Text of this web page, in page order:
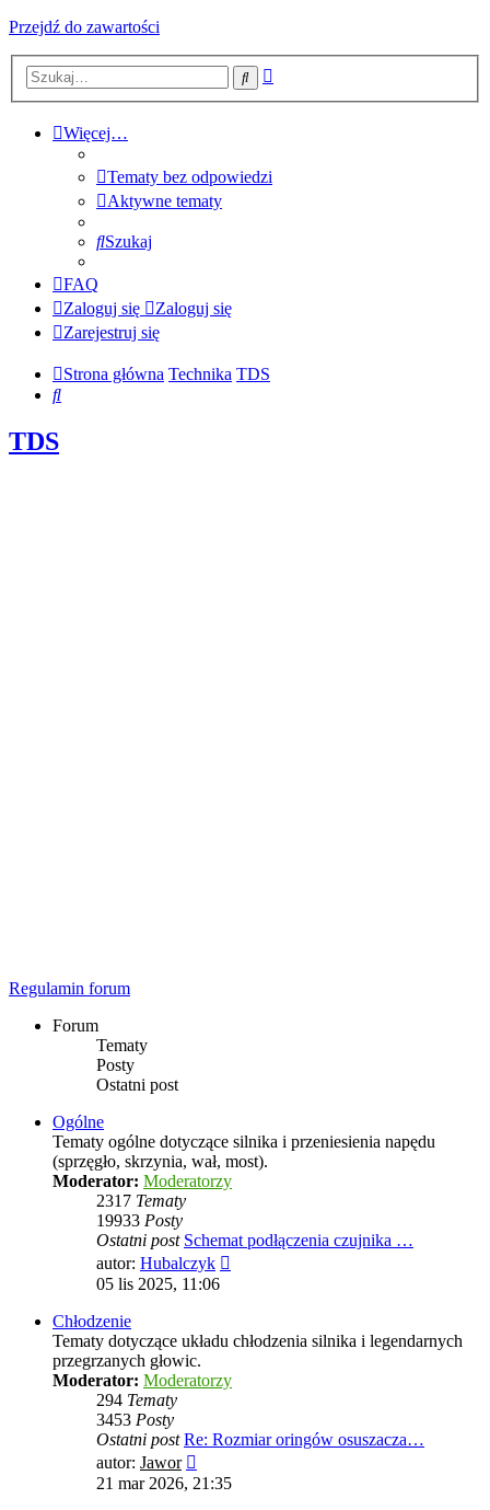
Przejdź do zawartości
Szukaj
Więcej…
Tematy bez odpowiedzi
Aktywne tematy
Szukaj
FAQ
Zaloguj się
Zaloguj się
Zarejestruj się
Strona główna Technika TDS
Szukaj
TDS
Regulamin forum
Forum
Tematy
Posty
Ostatni post
Ogólne
Tematy ogólne dotyczące silnika i przeniesienia napędu
(sprzęgło, skrzynia, wał, most).
Moderator: Moderatorzy
2317 Tematy
19933 Posty
Ostatni post Schemat podłączenia czujnika …
autor: Hubalczyk
05 lis 2025, 11:06
Chłodzenie
Tematy dotyczące układu chłodzenia silnika i legendarnych
przegrzanych głowic.
Moderator: Moderatorzy
294 Tematy
3453 Posty
Ostatni post Re: Rozmiar oringów osuszacza…
autor: Jawor
najnowszy
21 mar 2026, 21:35